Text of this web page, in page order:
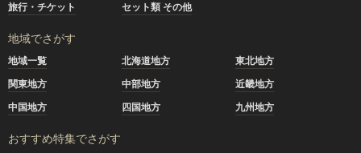
旅行・チケット
セット類 その他
地域でさがす
地域一覧 北海道地方
東北地方
関東地方
中部地方
近畿地方
中国地方
四国地方 九州地方
おすすめ特集でさがす